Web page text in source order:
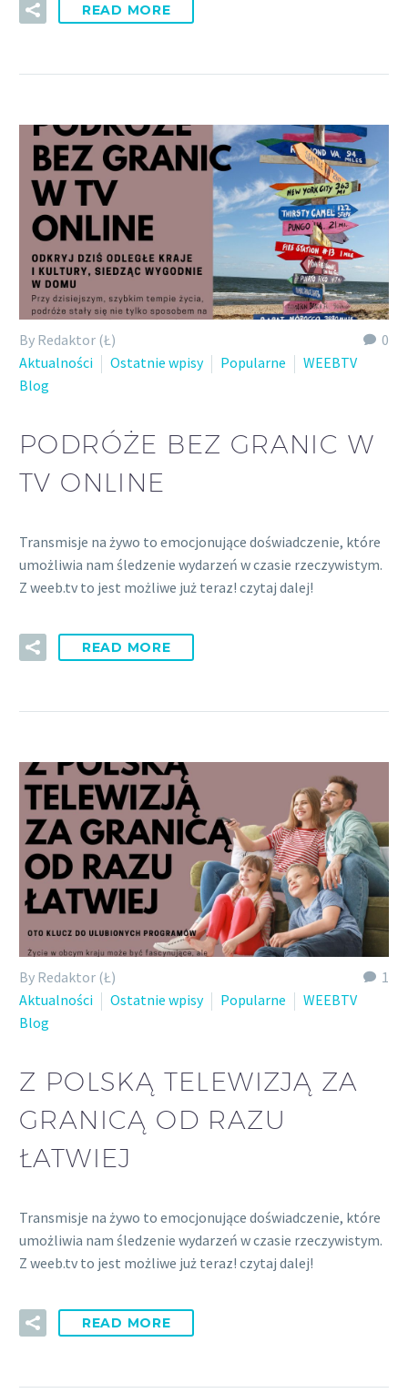
READ MORE
0
By Redaktor (Ł)
Aktualności
Ostatnie wpisy Popularne
WEEBTV
Blog
PODRÓŻE BEZ GRANIC W
TV ONLINE
Transmisje na żywo to emocjonujące doświadczenie, które
umożliwia nam śledzenie wydarzeń w czasie rzeczywistym.
Z weeb.tv to jest możliwe już teraz! czytaj dalej!
READ MORE
1
By Redaktor (Ł)
Aktualności
Ostatnie wpisy Popularne
WEEBTV
Blog
Z POLSKĄ TELEWIZJĄ ZA
GRANICĄ OD RAZU
ŁATWIEJ
Transmisje na żywo to emocjonujące doświadczenie, które
umożliwia nam śledzenie wydarzeń w czasie rzeczywistym.
Z weeb.tv to jest możliwe już teraz! czytaj dalej!
READ MORE